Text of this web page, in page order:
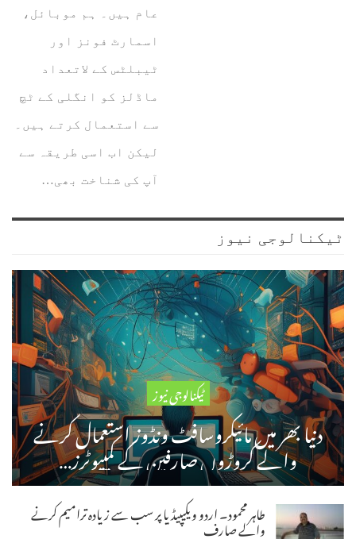
عام ہیں۔ ہم موبائل،
اسمارٹ فونز اور
ٹیبلٹس کے لاتعداد
ماڈلز کو انگلی کے ٹچ
سے استعمال کرتے ہیں۔
لیکن اب اسی طریقہ سے
آپ کی شناخت بھی…
ٹیکنالوجی نیوز
ٹیکنالوجی نیوز
دنیا بھر میں مائیکروسافٹ ونڈوز استعمال کرنے
والے کروڑوں صارفین کے کمپیوٹرز…
طاہر محمود۔ اردو ویکیپیڈیا پر سب سے زیادہ ترامیم کرنے
والے صارف